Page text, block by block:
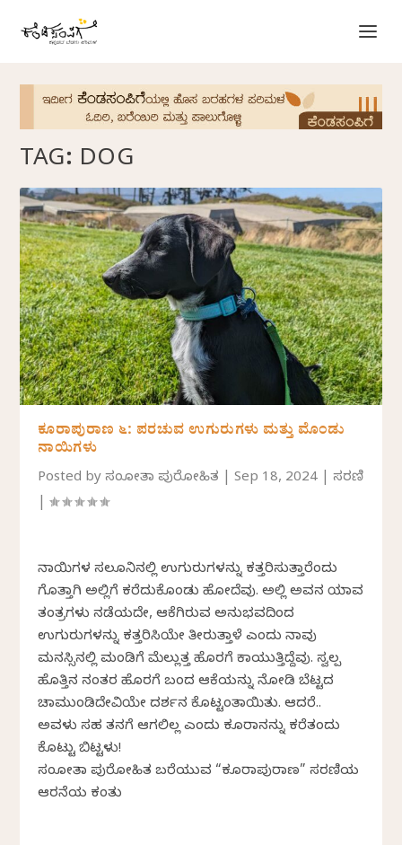
TAG: DOG
ಕೂರಾಪುರಾಣ ೬: ಪರಚುವ ಉಗುರುಗಳು ಮತ್ತು ಮೊಂಡು
ನಾಯಿಗಳು
Posted byಸಂಜೋತಾ ಪುರೋಹಿತ |Sep 18, 2024 |ಸರಣಿ
|
ನಾಯಿಗಳ ಸಲೂನಿನಲ್ಲಿ ಉಗುರುಗಳನ್ನು ಕತ್ತರಿಸುತ್ತಾರೆಂದು
ಗೊತ್ತಾಗಿ ಅಲ್ಲಿಗೆ ಕರೆದುಕೊಂಡು ಹೋದೆವು. ಅಲ್ಲಿ ಅವನ ಯಾವ
ತಂತ್ರಗಳು ನಡೆಯದೇ, ಆಕೆಗಿರುವ ಅನುಭವದಿಂದ
ಉಗುರುಗಳನ್ನು ಕತ್ತರಿಸಿಯೇ ತೀರುತ್ತಾಳೆ ಎಂದು ನಾವು
ಮನಸ್ಸಿನಲ್ಲಿ ಮಂಡಿಗೆ ಮೆಲ್ಲುತ್ತ ಹೊರಗೆ ಕಾಯುತ್ತಿದ್ದೆವು. ಸ್ವಲ್ಪ
ಹೊತ್ತಿನ ನಂತರ ಹೊರಗೆ ಬಂದ ಆಕೆಯನ್ನು ನೋಡಿ ಬೆಟ್ಟದ
ಚಾಮುಂಡಿದೇವಿಯೇ ದರ್ಶನ ಕೊಟ್ಟಂತಾಯಿತು. ಆದರೆ..
ಅವಳು ಸಹ ತನಗೆ ಆಗಲಿಲ್ಲ ಎಂದು ಕೂರಾನನ್ನು ಕರೆತಂದು
ಕೊಟ್ಟು ಬಿಟ್ಟಳು!
ಸಂಜೋತಾ ಪುರೋಹಿತ ಬರೆಯುವ “ಕೂರಾಪುರಾಣ” ಸರಣಿಯ
ಆರನೆಯ ಕಂತು